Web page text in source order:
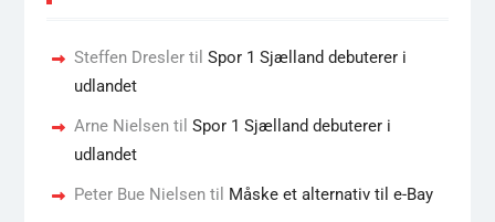
Steffen Dreslertil Spor 1 Sjælland debuterer i
udlandet
Arne Nielsentil Spor 1 Sjælland debuterer i
udlandet
Peter Bue Nielsentil Måske et alternativ til e-Bay